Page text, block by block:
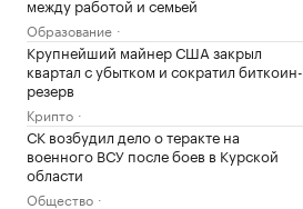
между работой и семьей
Образование
Крупнейший майнер США закрыл
квартал с убытком и сократил биткоин-
резерв
Крипто
СК возбудил дело о теракте на
военного ВСУ после боев в Курской
области
Общество